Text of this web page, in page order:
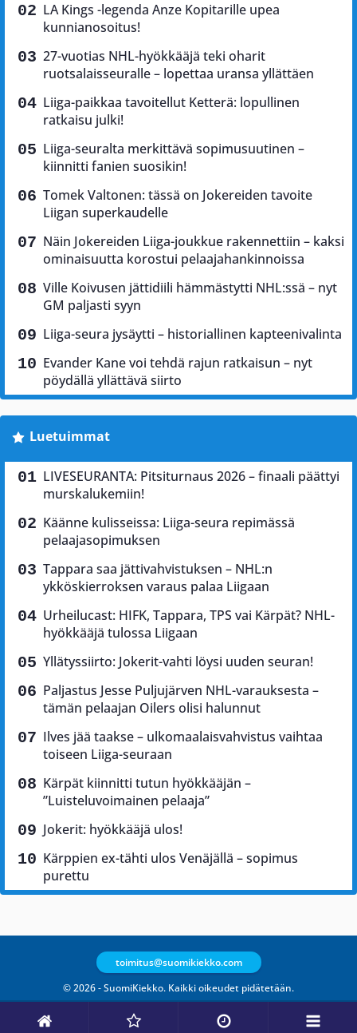
LA Kings -legenda Anze Kopitarille upea
kunnianosoitus!
27-vuotias NHL-hyökkääjä teki oharit
ruotsalaisseuralle – lopettaa uransa yllättäen
Liiga-paikkaa tavoitellut Ketterä: lopullinen
ratkaisu julki!
Liiga-seuralta merkittävä sopimusuutinen –
kiinnitti fanien suosikin!
Tomek Valtonen: tässä on Jokereiden tavoite
Liigan superkaudelle
Näin Jokereiden Liiga-joukkue rakennettiin – kaksi
ominaisuutta korostui pelaajahankinnoissa
Ville Koivusen jättidiili hämmästytti NHL:ssä – nyt
GM paljasti syyn
Liiga-seura jysäytti – historiallinen kapteenivalinta
Evander Kane voi tehdä rajun ratkaisun – nyt
pöydällä yllättävä siirto
Luetuimmat
LIVESEURANTA: Pitsiturnaus 2026 – finaali päättyi
murskalukemiin!
Käänne kulisseissa: Liiga-seura repimässä
pelaajasopimuksen
Tappara saa jättivahvistuksen – NHL:n
ykköskierroksen varaus palaa Liigaan
Urheilucast: HIFK, Tappara, TPS vai Kärpät? NHL-
hyökkääjä tulossa Liigaan
Yllätyssiirto: Jokerit-vahti löysi uuden seuran!
Paljastus Jesse Puljujärven NHL-varauksesta –
tämän pelaajan Oilers olisi halunnut
Ilves jää taakse – ulkomaalaisvahvistus vaihtaa
toiseen Liiga-seuraan
Kärpät kiinnitti tutun hyökkääjän –
”Luisteluvoimainen pelaaja”
Jokerit: hyökkääjä ulos!
Kärppien ex-tähti ulos Venäjällä – sopimus
purettu
© 2026 - SuomiKiekko. Kaikki oikeudet pidätetään.
toimitus@suomikiekko.com